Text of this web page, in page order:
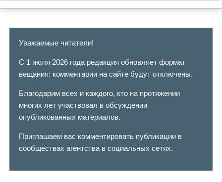
Уважаемые читатели!
С 1 июля 2026 года редакция обновляет формат
вещания: комментарии на сайте будут отключены.
Благодарим всех и каждого, кто на протяжении
многих лет участвовал в обсуждении
опубликованных материалов.
Приглашаем вас комментировать публикации в
сообществах агентства в социальных сетях.